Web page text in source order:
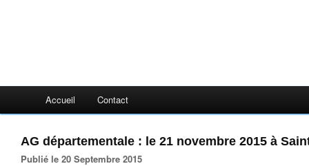
Accueil Contact
AG départementale : le 21 novembre 2015 à
Publié le 20 Septembre 2015